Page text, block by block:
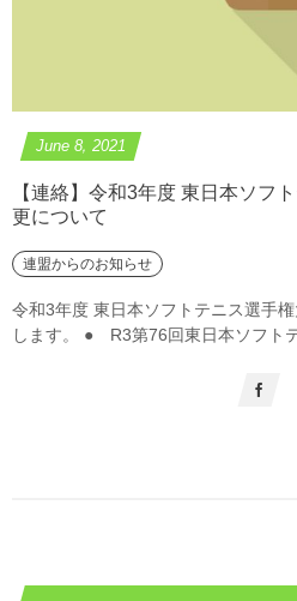
June 8,2021
【連絡】令和3年度 東日本ソフ
更について
連盟からのお知らせ
令和3年度 東日本ソフトテニス選手
します。 ● R3第76回東日本ソフト